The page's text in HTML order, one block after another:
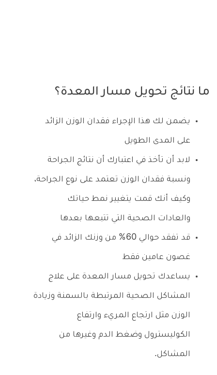
ما نتائج تحويل مسار المعدة؟
يضمن لك هذا الإجراء فقدان الوزن الزائد
على المدى الطويل
لابد أن تأخذ في اعتبارك أن نتائج الجراحة
ونسبة فقدان الوزن تعتمد على نوع الجراحة،
وكيف أنك قمت يتغيير نمط حياتك
والعادات الصحية التي تتبعها بعدها
قد تفقد حوالي 60% من وزنك الزائد في
غصون عامين فقط
يساعدك تحويل مسار المعدة على علاج
المشاكل الصحية المرتبطة بالسمنة وزيادة
الوزن مثل ارتجاع المريء وارتفاع
الكوليسترول وضغط الدم وغيرها من
المشاكل.